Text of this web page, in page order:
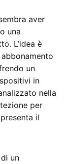
aver
una
L’idea è
un
in
nella
per
il
un